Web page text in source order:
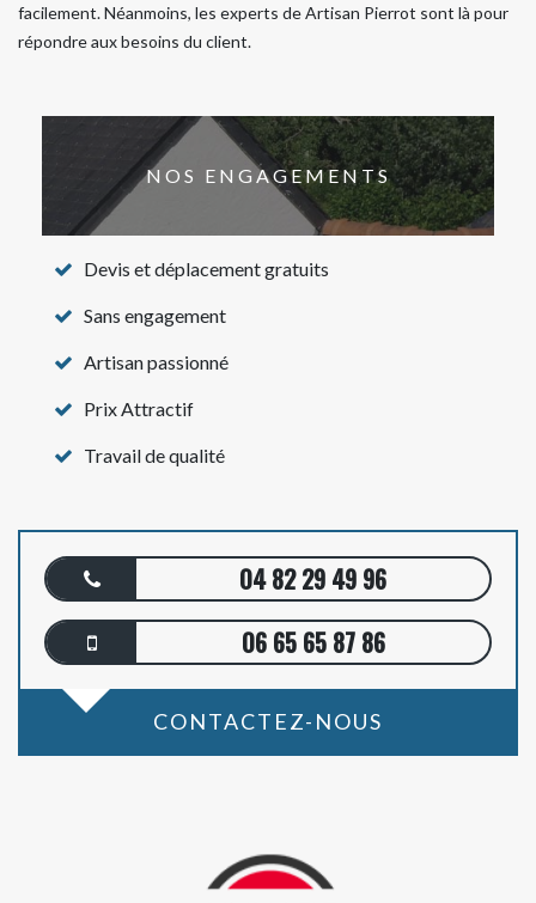
facilement. Néanmoins, les experts de Artisan Pierrot sont là pour
répondre aux besoins du client.
NOS ENGAGEMENTS
Devis et déplacement gratuits
Sans engagement
Artisan passionné
Prix Attractif
Travail de qualité
04 82 29 49 96
06 65 65 87 86
CONTACTEZ-NOUS